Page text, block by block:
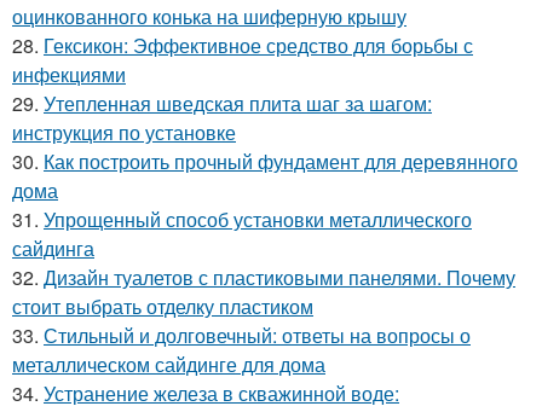
оцинкованного конька на шиферную крышу
28. Гексикон: Эффективное средство для борьбы с
инфекциями
29. Утепленная шведская плита шаг за шагом:
инструкция по установке
30. Как построить прочный фундамент для деревянного
дома
31. Упрощенный способ установки металлического
сайдинга
32. Дизайн туалетов с пластиковыми панелями. Почему
стоит выбрать отделку пластиком
33. Стильный и долговечный: ответы на вопросы о
металлическом сайдинге для дома
34. Устранение железа в скважинной воде: